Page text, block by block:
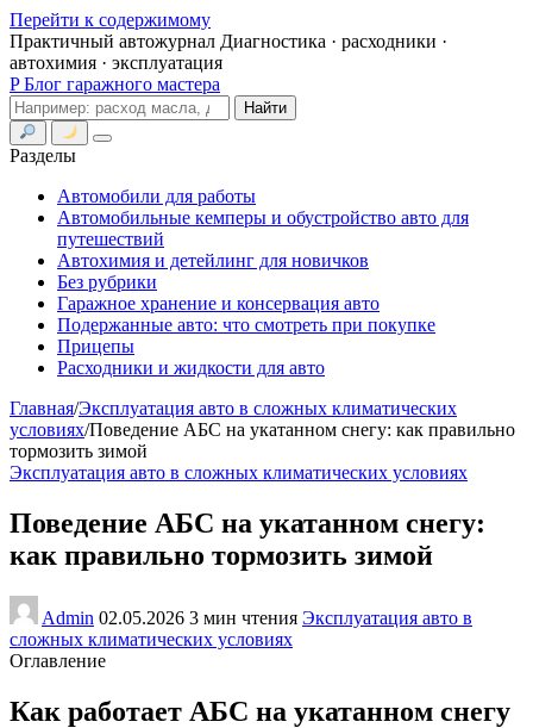
Перейти к содержимому
Практичный автожурнал Диагностика · расходники ·
автохимия · эксплуатация
P Блог гаражного мастера
Поиск
Найти
Меню
Разделы
Автомобили для работы
Автомобильные кемперы и обустройство авто для
путешествий
Автохимия и детейлинг для новичков
Без рубрики
Гаражное хранение и консервация авто
Подержанные авто: что смотреть при покупке
Прицепы
Расходники и жидкости для авто
Главная/Эксплуатация авто в сложных климатических
условиях/Поведение АБС на укатанном снегу: как правильно
тормозить зимой
Эксплуатация авто в сложных климатических условиях
Поведение АБС на укатанном снегу:
как правильно тормозить зимой
Admin 02.05.2026 3 мин чтения Эксплуатация авто в
сложных климатических условиях
Оглавление
Как работает АБС на укатанном снегу